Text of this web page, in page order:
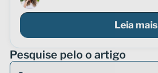
Leia mais
Pesquise pelo o artigo